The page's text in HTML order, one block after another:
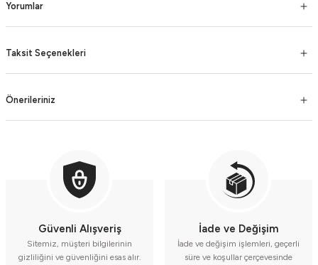
Yorumlar
Taksit Seçenekleri
Önerileriniz
Güvenli Alışveriş
Sitemiz, müşteri bilgilerinin
gizliliğini ve güvenliğini esas alır.
İade ve Değişim
İade ve değişim işlemleri, geçerli
süre ve koşullar çerçevesinde